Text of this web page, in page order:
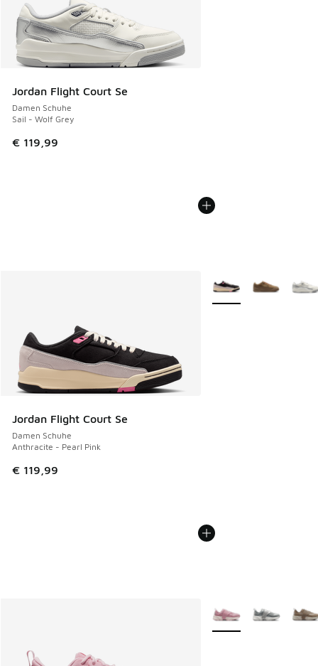
Jordan Flight Court Se
Damen Schuhe
Sail - Wolf Grey
€ 119,99
Jordan Flight Court Se
Damen Schuhe
Anthracite - Pearl Pink
€ 119,99
Weitere Farben
Weitere Farben